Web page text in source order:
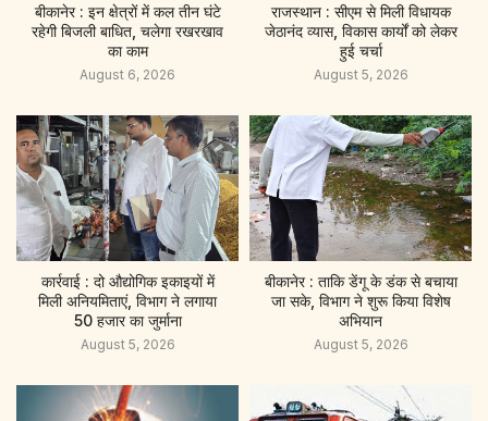
बीकानेर : इन क्षेत्रों में कल तीन घंटे
रहेगी बिजली बाधित, चलेगा रखरखाव
का काम
August 6, 2026
राजस्थान : सीएम से मिली विधायक
जेठानंद व्यास, विकास कार्यों को लेकर
हुई चर्चा
August 5, 2026
कार्रवाई : दो औद्योगिक इकाइयों में
मिली अनियमिताएं, विभाग ने लगाया
50 हजार का जुर्माना
August 5, 2026
बीकानेर : ताकि डेंगू के डंक से बचाया
जा सके, विभाग ने शुरू किया विशेष
अभियान
August 5, 2026